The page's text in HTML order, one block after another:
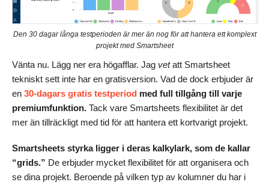
Den 30 dagar långa testperioden är mer än nog för att hantera ett komplext
projekt med Smartsheet
Vänta nu. Lägg ner era högafflar. Jag vetatt Smartsheet
tekniskt sett inte har en gratisversion. Vad de dock erbjuder är
en 30-dagars gratis testperiod med full tillgång till varje
premiumfunktion. Tack vare Smartsheets flexibilitet är det
mer än tillräckligt med tid för att hantera ett kortvarigt projekt.
Smartsheets styrka ligger i deras kalkylark, som de kallar
“grids.” De erbjuder mycket flexibilitet för att organisera och
se dina projekt. Beroende på vilken typ av kolumner du har i